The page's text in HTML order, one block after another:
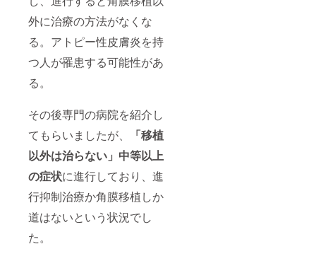
外に治療の方法がなくな
る。アトピー性皮膚炎を持
つ人が罹患する可能性があ
る。
その後専門の病院を紹介し
てもらいましたが、
「移植
以外は治らない」中等以上
の症状に進行しており、進
行抑制治療か角膜移植しか
道はないという状況でし
た。